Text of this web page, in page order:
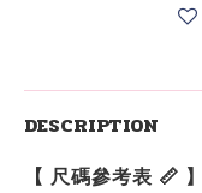
DESCRIPTION
【 尺碼參考表 📏 】